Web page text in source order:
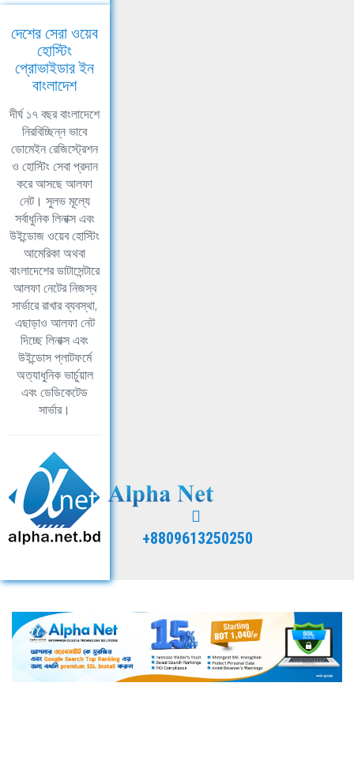
দেশের সেরা ওয়েব
হোস্টিং
প্রোভাইডার ইন
বাংলাদেশ
দীর্ঘ ১৭ বছর বাংলাদেশে
নিরবিচ্ছিন্ন ভাবে
ডোমেইন রেজিস্ট্রেশন
ও হোস্টিং সেবা প্রদান
করে আসছে আলফা
নেট। সুলভ মূল্যে
সর্বাধুনিক লিনাক্স এবং
উইন্ডোজ ওয়েব হোস্টিং
আমেরিকা অথবা
বাংলাদেশের ডাটাসেন্টারে
আলফা নেটের নিজস্ব
সার্ভারে রাখার ব্যবস্থা,
এছাড়াও আলফা নেট
দিচ্ছে লিনাক্স এবং
উইন্ডোস প্লাটফর্মে
অত্যাধুনিক ভার্চুয়াল
এবং ডেডিকেটেড
সার্ভার।
+8809613250250